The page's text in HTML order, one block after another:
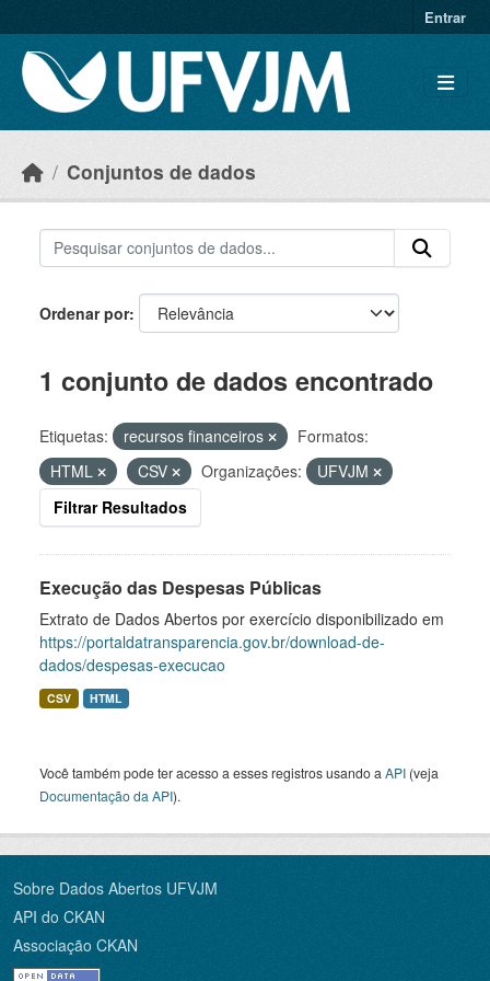
Entrar
Conjuntos de dados
Ordenar por
1 conjunto de dados encontrado
Etiquetas: recursos financeiros
Formatos:
HTML
CSV Organizações:
UFVJM
Filtrar Resultados
Execução das Despesas Públicas
Extrato de Dados Abertos por exercício disponibilizado em
https://portaldatransparencia.gov.br/download-de-
dados/despesas-execucao
CSV HTML
Você também pode ter acesso a esses registros usando a API (veja
Documentação da API).
Sobre Dados Abertos UFVJM
API do CKAN
Associação CKAN